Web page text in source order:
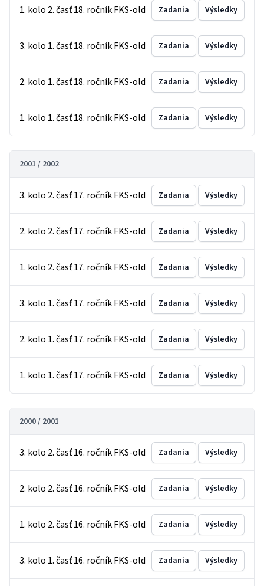
1. kolo 2. časť 18. ročník FKS-old Zadania Výsledky
3. kolo 1. časť 18. ročník FKS-old Zadania Výsledky
2. kolo 1. časť 18. ročník FKS-old Zadania Výsledky
1. kolo 1. časť 18. ročník FKS-old Zadania Výsledky
2001 / 2002
3. kolo 2. časť 17. ročník FKS-old Zadania Výsledky
2. kolo 2. časť 17. ročník FKS-old Zadania Výsledky
1. kolo 2. časť 17. ročník FKS-old Zadania Výsledky
3. kolo 1. časť 17. ročník FKS-old Zadania Výsledky
2. kolo 1. časť 17. ročník FKS-old Zadania Výsledky
1. kolo 1. časť 17. ročník FKS-old Zadania Výsledky
2000 / 2001
3. kolo 2. časť 16. ročník FKS-old Zadania Výsledky
2. kolo 2. časť 16. ročník FKS-old Zadania Výsledky
1. kolo 2. časť 16. ročník FKS-old Zadania Výsledky
3. kolo 1. časť 16. ročník FKS-old Zadania Výsledky